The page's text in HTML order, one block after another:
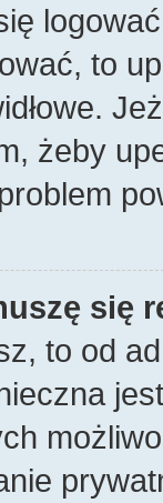
to
żeby
się
to od